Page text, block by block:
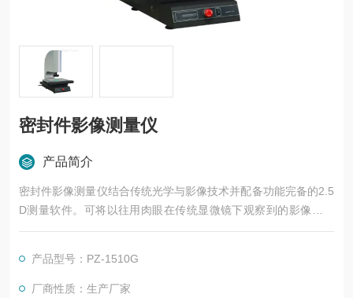
密封件影像测量仪
产品简介
密封件影像测量仪结合传统光学与影像技术并配备功能完备的2.5
D测量软件。可将以往用肉眼在传统显微镜下观察到的影像传输
到电脑中作各种量测，并将测量结果存入电脑中以便日后存档或
功能齐全、稳定可靠。
产品型号：PZ-1510G
厂商性质：生产厂家